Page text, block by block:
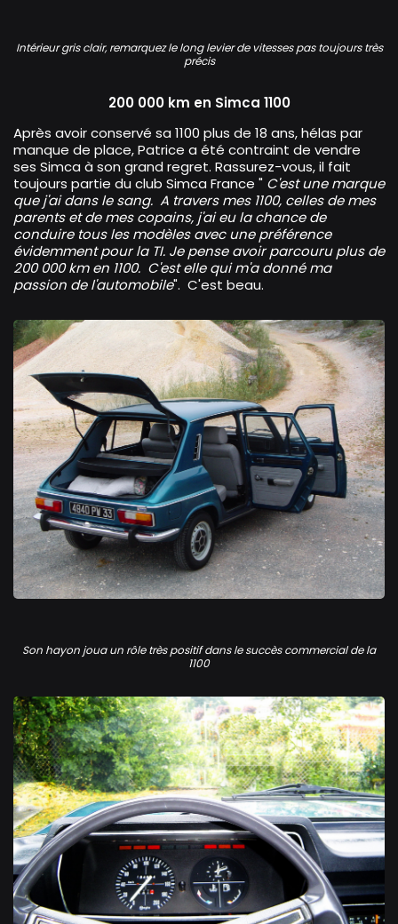
Intérieur gris clair, remarquez le long levier de vitesses pas toujours très
précis
200 000 km en Simca 1100
Après avoir conservé sa 1100 plus de 18 ans, hélas par
manque de place, Patrice a été contraint de vendre
ses Simca à son grand regret. Rassurez-vous, il fait
toujours partie du club Simca France " C'est une marque
que j'ai dans le sang. A travers mes 1100, celles de mes
parents et de mes copains, j'ai eu la chance de
conduire tous les modèles avec une préférence
évidemment pour la TI. Je pense avoir parcouru plus de
200 000 km en 1100. C'est elle qui m'a donné ma
passion de l'automobile". C'est beau.
Son hayon joua un rôle très positif dans le succès commercial de la
1100